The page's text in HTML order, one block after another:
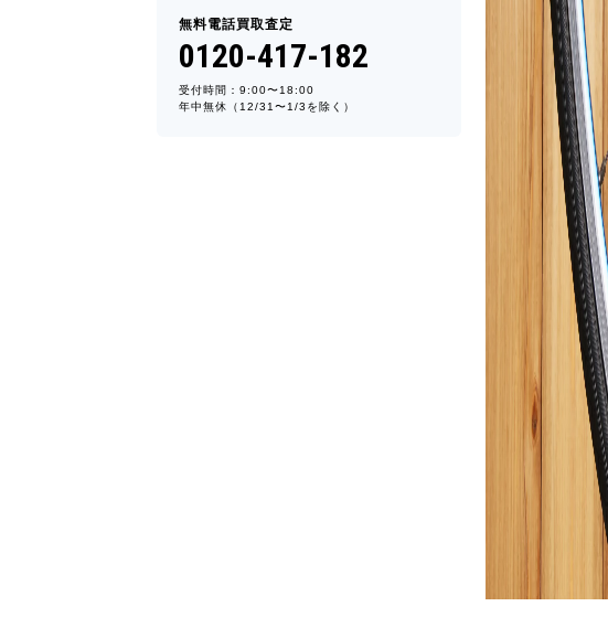
無料電話買取査定
0120-417-182
受付時間：9:00〜18:00
年中無休（12/31〜1/3を除く）